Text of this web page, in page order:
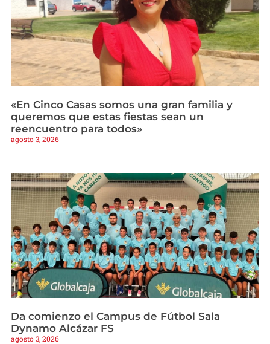
«En Cinco Casas somos una gran familia y
queremos que estas fiestas sean un
reencuentro para todos»
agosto 3, 2026
Da comienzo el Campus de Fútbol Sala
Dynamo Alcázar FS
agosto 3, 2026